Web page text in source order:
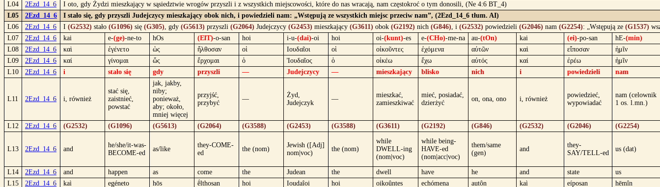
L04
2Ezd_14_6
I oto, gdy Żydzi mieszkający w sąsiedztwie wrogów przyszli i z wszystkich miejscowości, które do nas wracają, nam częstokroć o tym donosili, (Ne 4:6 BT_4)
L05
2Ezd_14_6
I stało się, gdy przyszli Judejczycy mieszkający obok nich, i powiedzieli nam: „Wstępują ze wszystkich miejsc przeciw nam”, (2Ezd_14_6 tłum. AI)
L06
2Ezd_14_6 I (G2532) stało (G1096) się (G305), gdy (G5613) przyszli (G2064) Judejczycy (G2453) mieszkający (G3611) obok (G2192) nich (G846), i (G2532) powiedzieli (G2046) nam (G2254): „Wstępują ze (G1537)
L07
2Ezd_14_6 kai e-(ge)-ne-to hOs (ElT)-o-san hoi i-u-(dai)-oi hoi oi-(kunt)-es e-(CHo)-me-na au-(tOn) kai (ei)-po-san hE-(min)
L08
2Ezd_14_6 καὶ ἐγένετο ὡς ἤλθοσαν οἱ Ιουδαῖοι οἱ οἰκοῦντες ἐχόμενα αὐτῶν καὶ εἴποσαν
ἡμῖν
L09
2Ezd_14_6 καί γίνομαι ὥς ἔρχομαι ὁ Ἰουδαῖος ὁ οἰκέω ἔχω αὐτός καί ἐρέω
ἡμῖν
L10
2Ezd_14_6 i stało się gdy przyszli — Judejczycy — mieszkający blisko nich i powiedzieli nam
L11 2Ezd_14_6 i, również
stać się,
zaistnieć,
powstać
jak, jakby,
niby;
ponieważ,
aby; około,
mniej więcej
przyjść,
przybyć
—
Żyd,
Judejczyk
—
mieszkać,
zamieszkiwać
mieć, posiadać,
dzierżyć
on, ona, ono i, również
powiedzieć,
wypowiadać
nam (celownik
1 os. l.mn.)
L12 2Ezd_14_6 (G2532) (G1096) (G5613) (G2064) (G3588) (G2453) (G3588) (G3611) (G2192) (G846) (G2532) (G2046) (G2254)
L13 2Ezd_14_6 and
he/she/it-was-
BECOME-ed
as/like
they-COME-
ed
the (nom)
Jewish ([Adj]
nom|voc)
the (nom)
while
DWELL-ing
(nom|voc)
while being-
HAVE-ed
(nom|acc|voc)
them/same
(gen)
and
they-
SAY/TELL-ed
us (dat)
L14 2Ezd_14_6 and happen as come the Judean the dwell have he and state
us
L15
2Ezd_14_6 kaì egéneto hōs ḗlthosan hoi Ioudaîoi hoi oikoûntes echómena autôn kaì eíposan hēmîn